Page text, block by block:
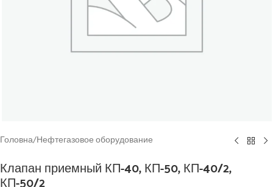
Головна/Нефтегазовое оборудование
Клапан приемный КП-40, КП-50, КП-40/2,
КП-50/2